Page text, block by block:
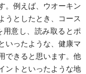
。例えば、ウオーキン
うとしたとき、コース
用意し、読み取るとポ
いったような、健康マ
できると思います。他
ントといったような地